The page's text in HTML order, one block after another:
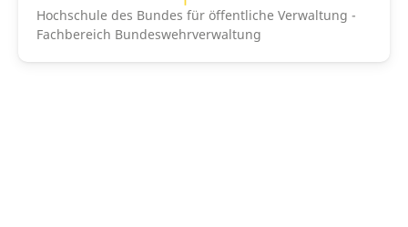
Hochschule des Bundes für öffentliche Verwaltung -
Fachbereich Bundeswehrverwaltung